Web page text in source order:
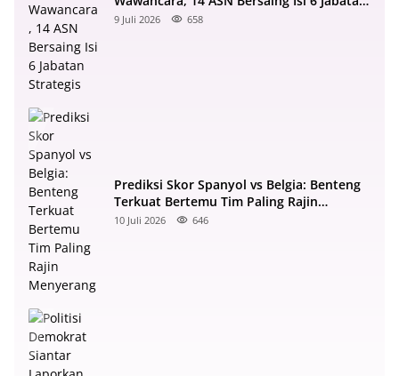
Strategis
9 Juli 2026 658
Prediksi Skor Spanyol vs Belgia: Benteng
Terkuat Bertemu Tim Paling Rajin
Menyerang
10 Juli 2026 646